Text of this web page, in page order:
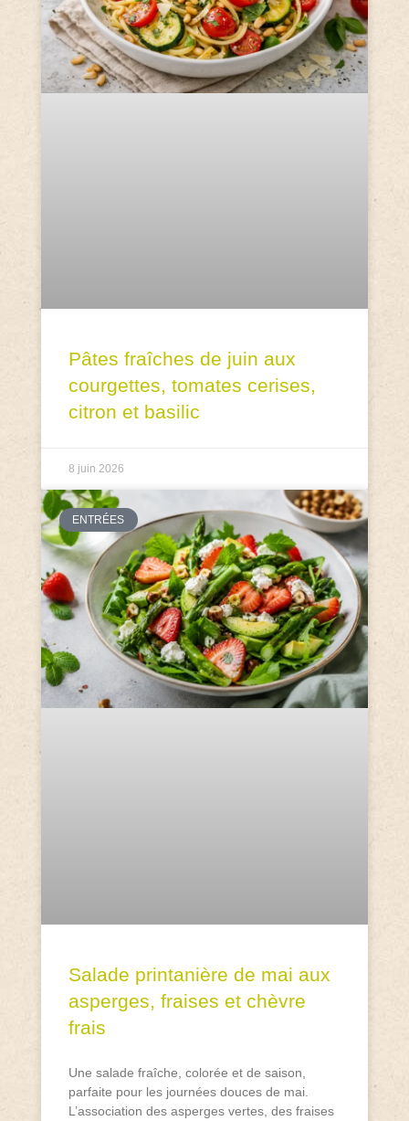
Pâtes fraîches de juin aux
courgettes, tomates cerises,
citron et basilic
8 juin 2026
ENTRÉES
Salade printanière de mai aux
asperges, fraises et chèvre
frais
Une salade fraîche, colorée et de saison,
parfaite pour les journées douces de mai.
L’association des asperges vertes, des fraises